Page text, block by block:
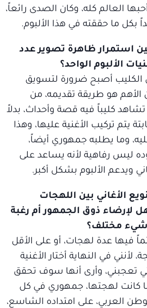
العالم كله، وكان الصدى رائعاً،
ما حققته في هذا الألبوم.
استمرار ظاهرة تصوير عدد
الألبوم الواحد؟
الكليب أصبح ضرورة لتسويق
الأهم هو طريقة تقديمه، من
كليباً فيه قصة وأحداث، بدلاً
يتم تركيب الأغنية عليها، وهذا
وما يطلبه جمهوري أيضاً،
ليس رفاهية لأنه يساعد على
ويدعم الألبوم بشكل أكبر.
الأغاني بين اللهجات
لإرضاء ذوق الجمهور أم رغبة
شيء مختلف؟
فيها عدة لهجات، أو على الأقل
لأنني في النهاية أختار الأغنية
تعجبني، وأرى أنها سوف تحقق
كانت لهجتها، جمهوري في كل
العربي، على امتداده الشاسع،